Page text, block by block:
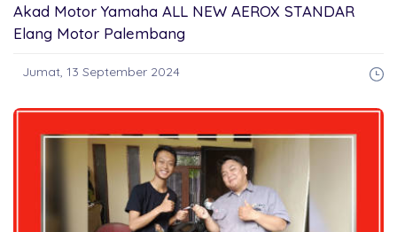
Akad Motor Yamaha ALL NEW AEROX STANDAR
Elang Motor Palembang
Jumat, 13 September 2024